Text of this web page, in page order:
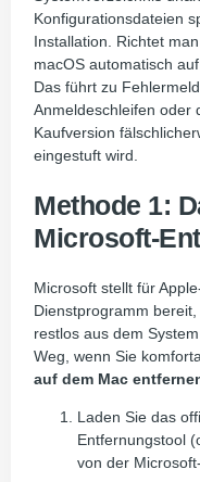
Konfigurationsdateien
Installation. Richtet
macOS automatisch
Das führt zu
Anmeldeschleifen oder
Kaufversion
eingestuft wird.
Methode 1:
Microsoft-
Microsoft stellt für
Dienstprogramm
restlos aus dem
Weg, wenn Sie
auf dem Mac
Laden Sie das
Entfernungstool
von der